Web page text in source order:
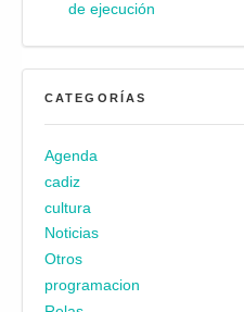
de ejecución
CATEGORÍAS
Agenda
cadiz
cultura
Noticias
Otros
programacion